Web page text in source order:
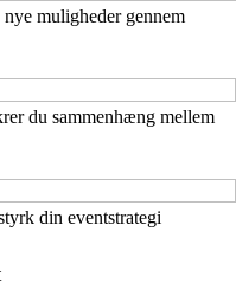
muligheder gennem
du sammenhæng mellem
din eventstrategi